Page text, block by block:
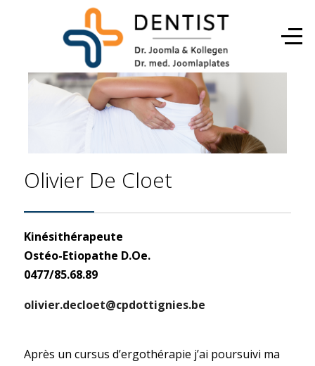
Olivier De Cloet
Kinésithérapeute
Ostéo-Etiopathe D.Oe.
0477/85.68.89
olivier.decloet@cpdottignies.be
Après un cursus d’ergothérapie j’ai poursuivi ma